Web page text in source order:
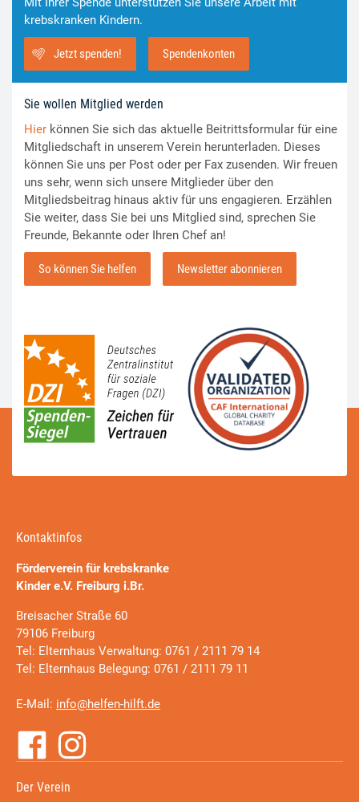
krebskranken Kindern.
Jetzt spenden! Spendenkonten
Sie wollen Mitglied werden
Hier können Sie sich das aktuelle Beitrittsformular für eine
Mitgliedschaft in unserem Verein herunterladen. Dieses
können Sie uns per Post oder per Fax zusenden. Wir freuen
uns sehr, wenn sich unsere Mitglieder über den
Mitgliedsbeitrag hinaus aktiv für uns engagieren. Erzählen
Sie weiter, dass Sie bei uns Mitglied sind, sprechen Sie
Freunde, Bekannte oder Ihren Chef an!
So können Sie helfen Newsletter abonnieren
Kontaktinfos
Förderverein für krebskranke
Kinder e.V. Freiburg i.Br.
Breisacher Straße 60
79106 Freiburg
Tel: Elternhaus Verwaltung: 0761 / 2111 79 14
Tel: Elternhaus Belegung: 0761 / 2111 79 11
E-Mail: info@helfen-hilft.de
Der Verein